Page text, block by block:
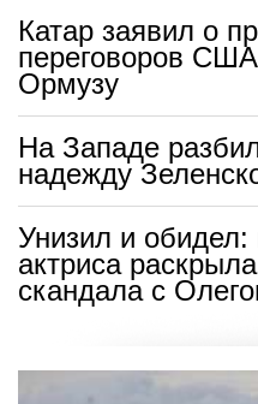
Катар заявил о
переговоров
Ормузу
На Западе
надежду
Унизил и обидел:
актриса
скандала с